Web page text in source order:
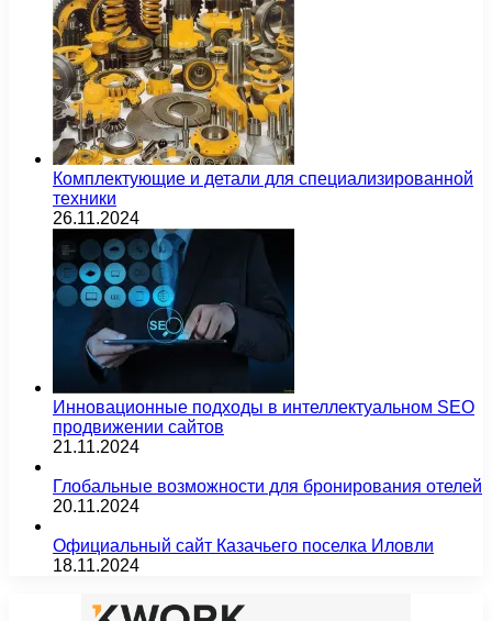
Комплектующие и детали для специализированной
техники
26.11.2024
Инновационные подходы в интеллектуальном SEO
продвижении сайтов
21.11.2024
Глобальные возможности для бронирования отелей
20.11.2024
Официальный сайт Казачьего поселка Иловли
18.11.2024